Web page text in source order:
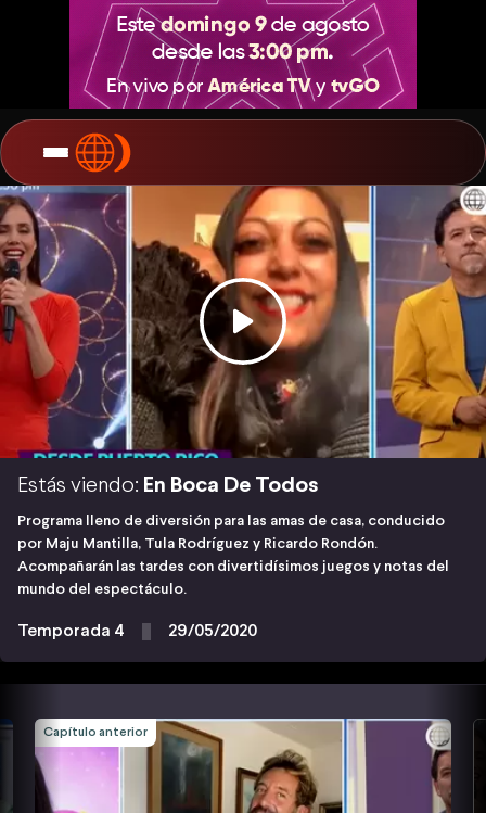
Estás viendo: En Boca De Todos
Programa lleno de diversión para las amas de casa, conducido
por Maju Mantilla, Tula Rodríguez y Ricardo Rondón.
Acompañarán las tardes con divertidísimos juegos y notas del
mundo del espectáculo.
Temporada 4 29/05/2020
Capítulo anterior